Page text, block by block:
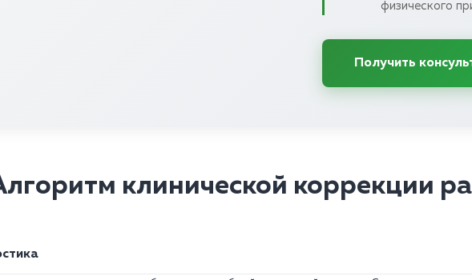
физического
Получить
клинической коррекции